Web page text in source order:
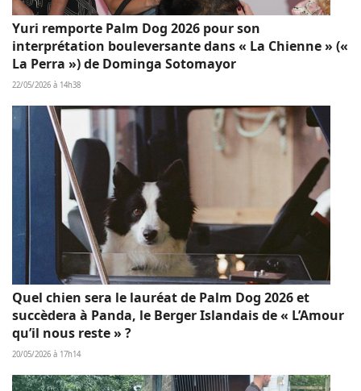
Yuri remporte Palm Dog 2026 pour son
interprétation bouleversante dans « La Chienne » («
La Perra ») de Dominga Sotomayor
22/05/2026 à 14h38
Quel chien sera le lauréat de Palm Dog 2026 et
succèdera à Panda, le Berger Islandais de « L’Amour
qu’il nous reste » ?
20/05/2026 à 17h14